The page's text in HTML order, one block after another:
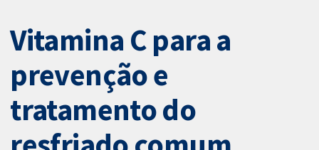
Vitamina C para a
prevenção e
tratamento do